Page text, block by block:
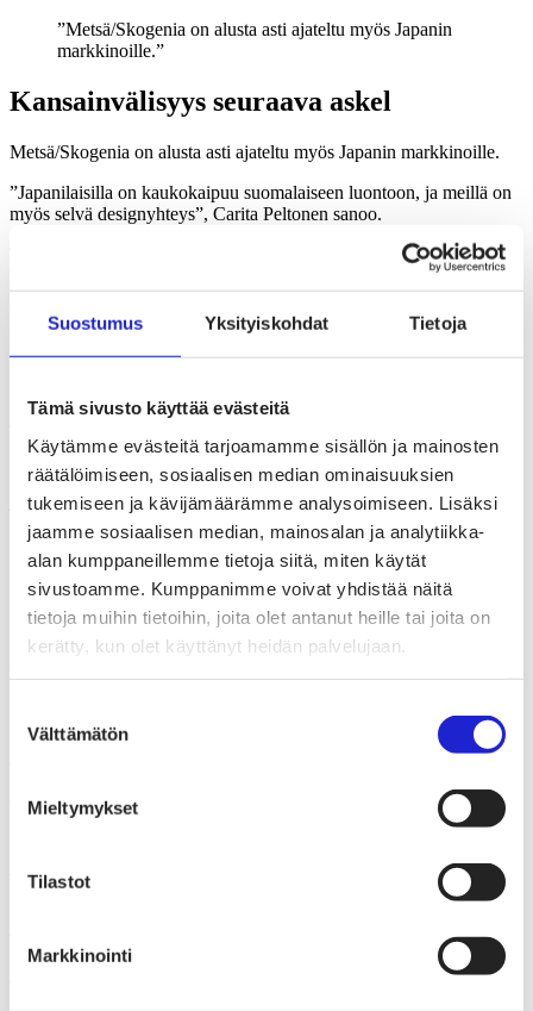
Suostumus Yksityiskohdat Tietoja
Tämä sivusto käyttää evästeitä
Käytämme evästeitä tarjoamamme sisällön ja mainosten
räätälöimiseen, sosiaalisen median ominaisuuksien
tukemiseen ja kävijämäärämme analysoimiseen. Lisäksi
jaamme sosiaalisen median, mainosalan ja analytiikka-
alan kumppaneillemme tietoja siitä, miten käytät
sivustoamme. Kumppanimme voivat yhdistää näitä
tietoja muihin tietoihin, joita olet antanut heille tai joita on
kerätty, kun olet käyttänyt heidän palvelujaan.
valinta
Välttämätön
Mieltymykset
Tilastot
Markkinointi
”Metsä/Skogenia on alusta asti ajateltu myös Japanin
markkinoille.”
Kansainvälisyys seuraava askel
Metsä/Skogenia on alusta asti ajateltu myös Japanin markkinoille.
”Japanilaisilla on kaukokaipuu ­suomalaiseen luontoon, ja meillä on
myös selvä designyhteys”, Carita Peltonen sanoo.
Tämä ­löydös on johtanut hauskoihin tuotevalintoihin. Valikoimasta
löytyy esimerkiksi japanilaisten pieniin koteihin sopivia, koottavia
tuotteita ja saunavaatemallisto, jonka väljien asujen kanssa
häveliäimmätkin aasialaiset uskaltavat löylyihin.
Määrätietoisuus kansainvälistymisessä tuottaa tulosta.
”Olemme juuri tehneet yhteistyösopimukset Kiinaan ja Japaniin.
Japanilaisessa tavaratalossa tullaan koeponnistamaan
Metsä/Skogenin konsepti”, Peltonen kertoo iloisena.
Teksti: Fab-lehti nro. 5. / Milla Vainio
Kuva: Metsä/Skogen
Lue seuraavaksi
Villasta on moneksi – Nordic Wool
villan käyttöä